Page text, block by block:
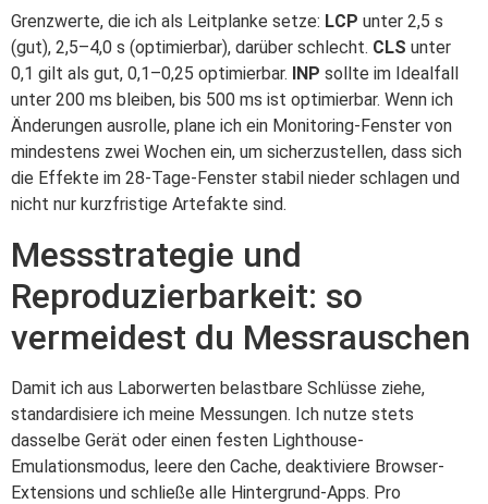
Grenzwerte, die ich als Leitplanke setze: LCP unter 2,5 s
(gut), 2,5–4,0 s (optimierbar), darüber schlecht. CLS unter
0,1 gilt als gut, 0,1–0,25 optimierbar.
INP sollte im Idealfall
unter 200 ms bleiben, bis 500 ms ist optimierbar. Wenn ich
Änderungen ausrolle, plane ich ein Monitoring-Fenster von
mindestens zwei Wochen ein, um sicherzustellen, dass sich
die Effekte im 28-Tage-Fenster stabil nieder schlagen und
nicht nur kurzfristige Artefakte sind.
Messstrategie und
Reproduzierbarkeit: so
vermeidest du Messrauschen
Damit ich aus Laborwerten belastbare Schlüsse ziehe,
standardisiere ich meine Messungen. Ich nutze stets
dasselbe Gerät oder einen festen Lighthouse-
Emulationsmodus, leere den Cache, deaktiviere Browser-
Extensions und schließe alle Hintergrund-Apps. Pro